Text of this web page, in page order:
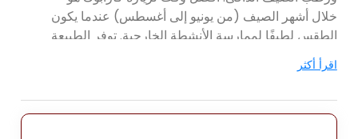
خلال أشهر الصيف (من يونيو إلى أغسطس) عندما يكون
الطقس لطيفًا لممارسة الأنشطة الخارجية. توفر الطبيعة
والمتنزهات المحيطة ملاذًا منعشًا خلال فترة الصيف.
مناطق الجذب السياحي: توفر مدينة كارابوك مجموعة
من المعالم السياحية، بما في ذلك المواقع التاريخية
اقرأ أكثر